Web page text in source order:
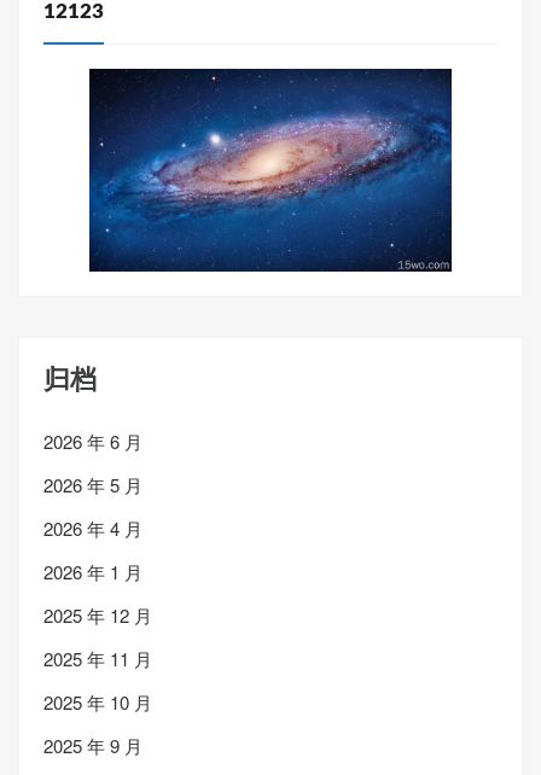
12123
归档
2026 年 6 月
2026 年 5 月
2026 年 4 月
2026 年 1 月
2025 年 12 月
2025 年 11 月
2025 年 10 月
2025 年 9 月